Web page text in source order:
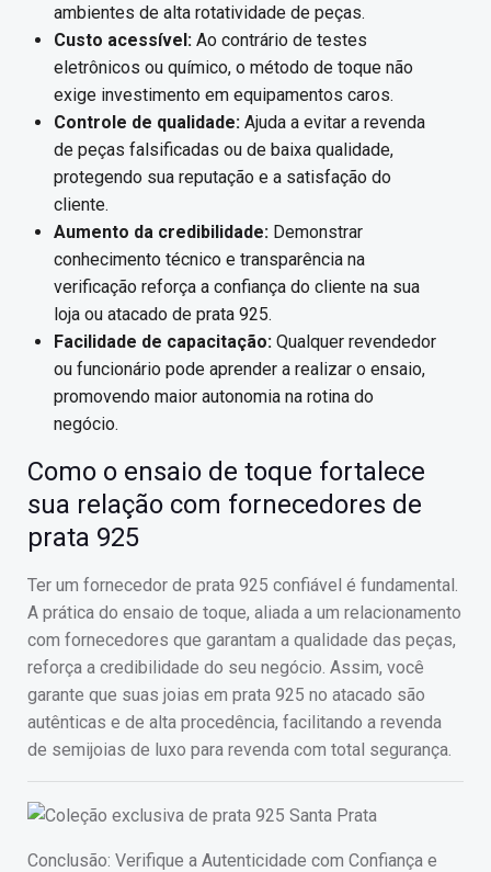
ambientes de alta rotatividade de peças.
Custo acessível: Ao contrário de testes
eletrônicos ou químico, o método de toque não
exige investimento em equipamentos caros.
Controle de qualidade: Ajuda a evitar a revenda
de peças falsificadas ou de baixa qualidade,
protegendo sua reputação e a satisfação do
cliente.
Aumento da credibilidade: Demonstrar
conhecimento técnico e transparência na
verificação reforça a confiança do cliente na sua
loja ou atacado de prata 925.
Facilidade de capacitação: Qualquer revendedor
ou funcionário pode aprender a realizar o ensaio,
promovendo maior autonomia na rotina do
negócio.
Como o ensaio de toque fortalece
sua relação com fornecedores de
prata 925
Ter um fornecedor de prata 925 confiável é fundamental.
A prática do ensaio de toque, aliada a um relacionamento
com fornecedores que garantam a qualidade das peças,
reforça a credibilidade do seu negócio. Assim, você
garante que suas joias em prata 925 no atacado são
autênticas e de alta procedência, facilitando a revenda
de semijoias de luxo para revenda com total segurança.
Conclusão: Verifique a Autenticidade com Confiança e